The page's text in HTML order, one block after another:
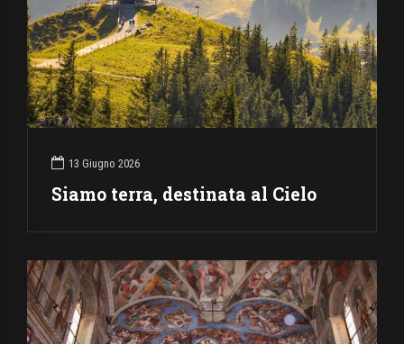
13 Giugno 2026
Siamo terra, destinata al Cielo